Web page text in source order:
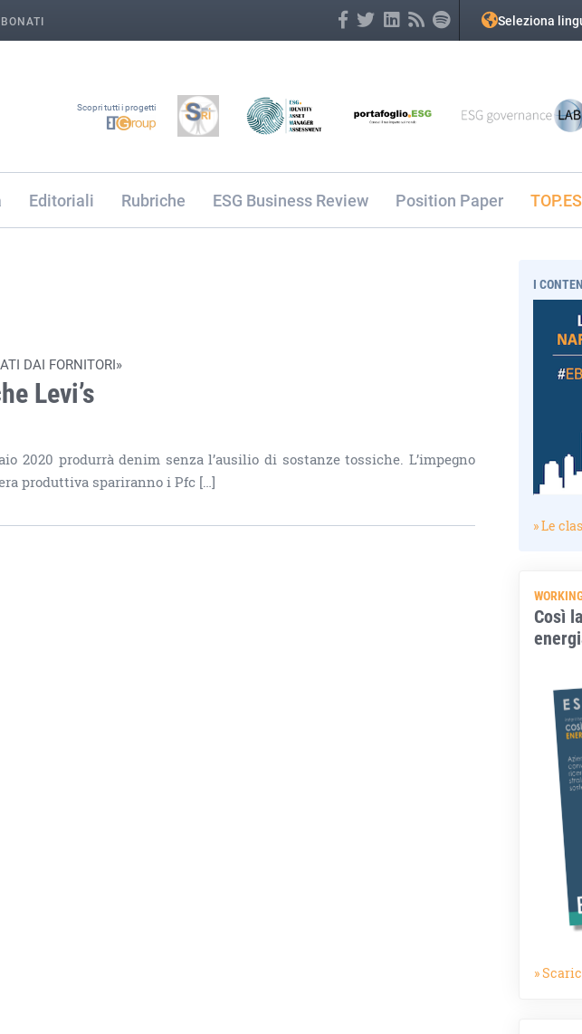
Seleziona
Scopri tutti i progetti
Editoriali Rubriche ESG Business Review Position Paper
DAI FORNITORI»
Levi’s
2020 produrrà denim senza l’ausilio di sostanze tossiche. L’impegno
produttiva spariranno i Pfc […]
I
» Le
Così
»